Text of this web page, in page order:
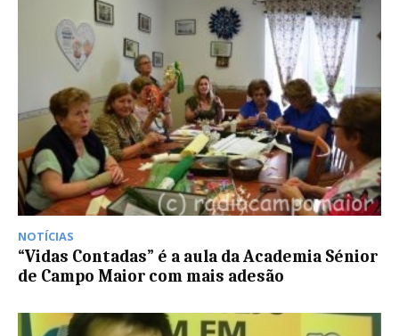
NOTÍCIAS
“Vidas Contadas” é a aula da Academia Sénior
de Campo Maior com mais adesão